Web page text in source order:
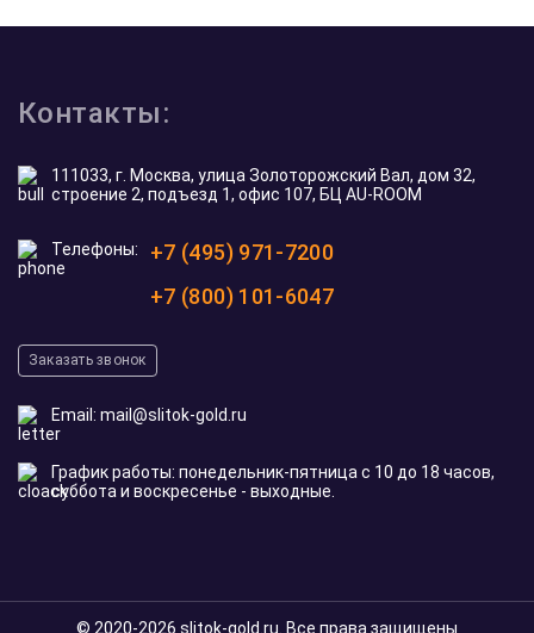
Контакты:
111033, г. Москва, улица Золоторожский Вал, дом 32,
строение 2, подъезд 1, офис 107, БЦ AU-ROOM
Телефоны:
+7 (495) 971-7200
+7 (800) 101-6047
Заказать звонок
Email: mail@slitok-gold.ru
График работы: понедельник-пятница с 10 до 18 часов,
суббота и воскресенье - выходные.
© 2020-2026 slitok-gold.ru. Все права защищены